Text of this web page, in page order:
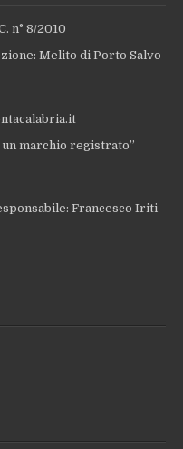
n° 8/2010
Melito di Porto Salvo
un marchio registrato”
Francesco Iriti